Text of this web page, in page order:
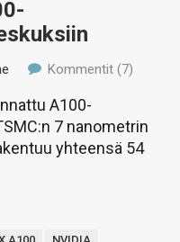
Kommentit (7)
A100-
7 nanometrin
yhteensä 54